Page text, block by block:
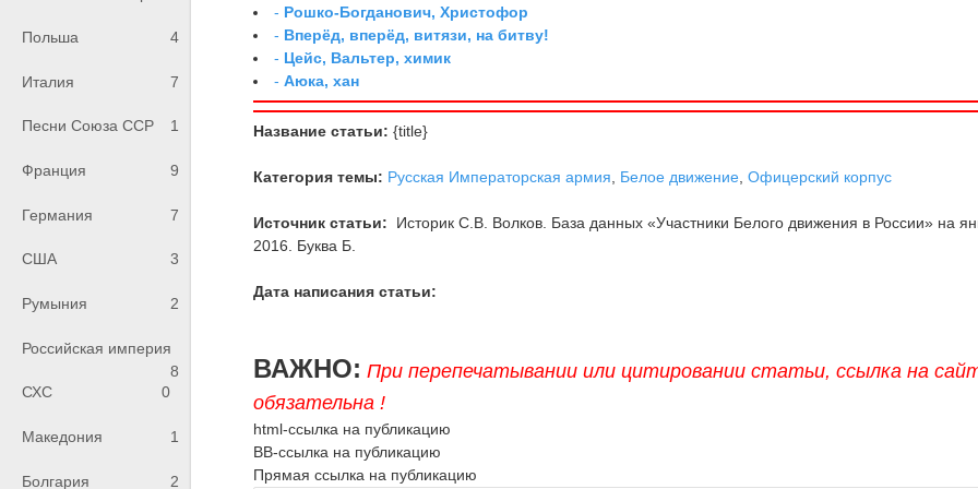
Польша 4
Италия 7
Песни Союза ССР 1
Франция 9
Германия 7
США 3
Румыния 2
Российская империя
8
СХС
0
Македония 1
Болгария 2
- Рошко-Богданович, Христофор
- Вперёд, вперёд, витязи, на битву!
- Цейс, Вальтер, химик
-Аюка, хан
Название статьи: {title}
Категория темы: Русская Императорская армия Белое движение ,Офицерский корпус
Источник статьи:
Историк С.В. Волков. База данных «Участники Белого движения в России» на
2016. Буква Б.
Дата написания статьи:
ВАЖНО: При перепечатывании или цитировании статьи, ссылка на
обязательна !
html-ссылка на публикацию
BB-ссылка на публикацию
Прямая ссылка на публикацию